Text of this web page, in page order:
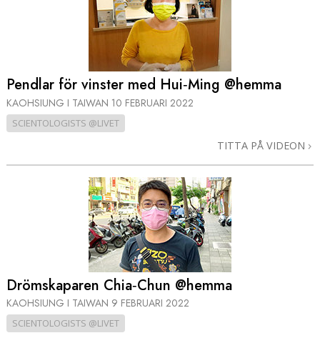
Pendlar för vinster med Hui‑Ming @hemma
KAOHSIUNG I TAIWAN 10 FEBRUARI 2022
SCIENTOLOGISTS @LIVET
TITTA PÅ VIDEON
Drömskaparen Chia‑Chun @hemma
KAOHSIUNG I TAIWAN 9 FEBRUARI 2022
SCIENTOLOGISTS @LIVET